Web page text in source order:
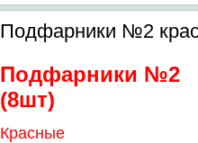
Подфарники №2
Подфарники №2
(8шт)
Красные